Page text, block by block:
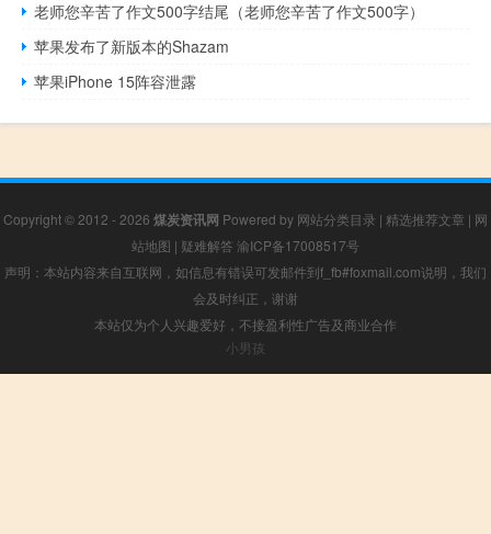
老师您辛苦了作文500字结尾（老师您辛苦了作文500字）
苹果发布了新版本的Shazam
苹果iPhone 15阵容泄露
Copyright © 2012 - 2026 煤炭资讯网 Powered by 网站分类目录 | 精选推荐文章 | 网
站地图 | 疑难解答 渝ICP备17008517号
声明：本站内容来自互联网，如信息有错误可发邮件到f_fb#foxmail.com说明，我们
会及时纠正，谢谢
本站仅为个人兴趣爱好，不接盈利性广告及商业合作
小男孩